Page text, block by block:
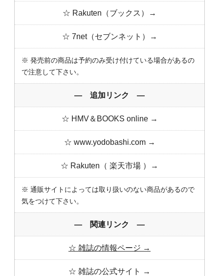
☆ Rakuten（ブックス）→
☆ 7net（セブンネット）→
※ 発売前の商品は予約のみ受け付けている場合があるの
で注意して下さい。
― 追加リンク ―
☆ HMV＆BOOKS online →
☆ www.yodobashi.com →
☆ Rakuten（ 楽天市場 ）→
※ 通販サイトによっては取り扱いのない商品があるので
気をつけて下さい。
― 関連リンク ―
☆ 雑誌の情報ページ →
☆ 雑誌の公式サイト →